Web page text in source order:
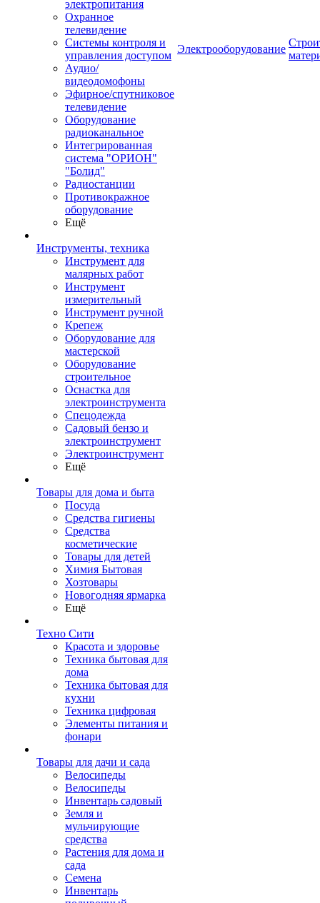
электропитания
Охранное
телевидение
Системы контроля и
управления доступом
Аудио/
видеодомофоны
Эфирное/спутниковое
телевидение
Оборудование
радиоканальное
Интегрированная
система "ОРИОН"
"Болид"
Радиостанции
Противокражное
оборудование
Ещё
Инструменты, техника
Инструмент для
малярных работ
Инструмент
измерительный
Инструмент ручной
Крепеж
Оборудование для
мастерской
Оборудование
строительное
Оснастка для
электроинструмента
Спецодежда
Садовый бензо и
электроинструмент
Электроинструмент
Ещё
Товары для дома и быта
Посуда
Средства гигиены
Средства
косметические
Товары для детей
Химия Бытовая
Хозтовары
Новогодняя ярмарка
Ещё
Техно Сити
Красота и здоровье
Техника бытовая для
дома
Техника бытовая для
кухни
Техника цифровая
Элементы питания и
фонари
Товары для дачи и сада
Велосипеды
Велосипеды
Инвентарь садовый
Земля и
мульчирующие
средства
Растения для дома и
сада
Семена
Инвентарь
Электрооборудование